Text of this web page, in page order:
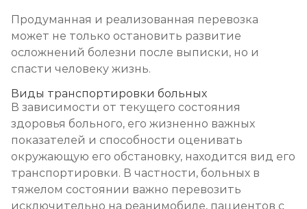
Продуманная и реализованная перевозка
может не только остановить развитие
осложнений болезни после выписки, но и
спасти человеку жизнь.
Виды транспортировки больных
В зависимости от текущего состояния
здоровья больного, его жизненно важных
показателей и способности оценивать
окружающую его обстановку, находится вид его
транспортировки. В частности, больных в
тяжелом состоянии важно перевозить
исключительно на реанимобиле, пациентов с